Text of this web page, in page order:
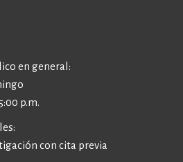
en general:
p.m.
con cita previa